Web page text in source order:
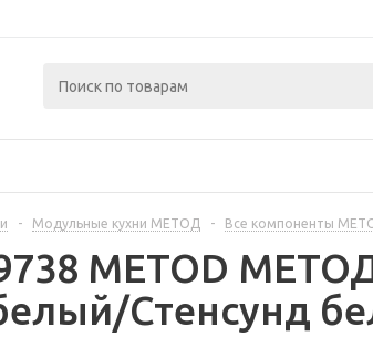
- Модульные кухни МЕТОД - Все компоненты
METOD
Стенсунд